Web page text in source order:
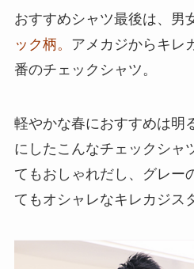
おすすめシャツ最後は、男
ック柄。 アメカジからキレ
番のチェックシャツ。
軽やかな春におすすめは明
にしたこんなチェックシャ
てもおしゃれだし、グレー
てもオシャレなキレカジス